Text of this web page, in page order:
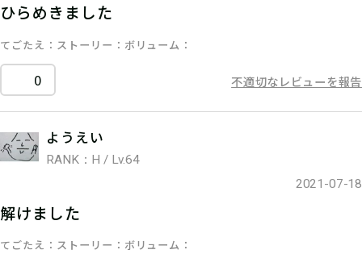
ひらめきました
てごたえ ストーリー ボリューム
0 不適切なレビューを報告
ようえい
RANK：H / Lv.64
2021-07-18
解けました
てごたえ ストーリー ボリューム